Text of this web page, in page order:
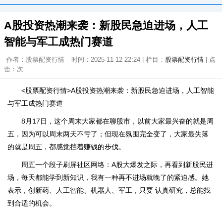
A股投资热潮来袭：新股民急迫进场，人工
智能与军工成热门赛道
作者：股票配资行情 时间：2025-11-12 22:24 | 栏目： 股票配资行情 | 点
击： 次
<股票配资行情>A股投资热潮来袭：新股民急迫进场，人工智能
与军工成热门赛道
8月17日，这个周末大家都在聊股市，以前大家最兴奋的就是周
五，因为可以周末两天不亏了；但现在氛围完全变了，大家最失落
的就是周五，都感觉挡着赚钱的步伐。
周五一个段子刷屏社区网络：A股大爆发之际，再看到新股民进
场，每天都能学到新知识，我有一种再不进场就晚了的紧迫感。她
表示，创新药、人工智能、机器人、军工，只要 认真研究，总能找
到合适的机会。